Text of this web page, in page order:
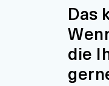
Das
die